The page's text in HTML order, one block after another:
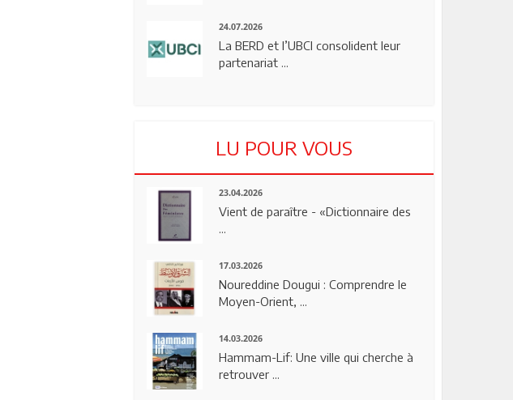
24.07.2026
La BERD et l’UBCI consolident leur
partenariat ...
LU POUR VOUS
23.04.2026
Vient de paraître - «Dictionnaire des
...
17.03.2026
Noureddine Dougui : Comprendre le
Moyen-Orient, ...
14.03.2026
Hammam-Lif: Une ville qui cherche à
retrouver ...